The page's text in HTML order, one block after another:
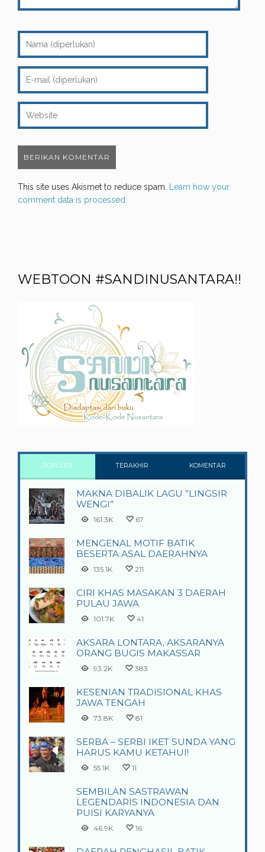
This site uses Akismet to reduce spam.
Learn how your
comment data is processed.
WEBTOON #SANDINUSANTARA!!
POPULER TERAKHIR KOMENTAR
MAKNA DIBALIK LAGU ”LINGSIR
WENGI”
161.3K 67
MENGENAL MOTIF BATIK
BESERTA ASAL DAERAHNYA
135.1K 211
CIRI KHAS MASAKAN 3 DAERAH
PULAU JAWA
101.7K 41
AKSARA LONTARA, AKSARANYA
ORANG BUGIS MAKASSAR
93.2K 383
KESENIAN TRADISIONAL KHAS
JAWA TENGAH
73.8K 81
SERBA – SERBI IKET SUNDA YANG
HARUS KAMU KETAHUI!
55.1K 11
SEMBILAN SASTRAWAN
LEGENDARIS INDONESIA DAN
PUISI KARYANYA
46.9K 16